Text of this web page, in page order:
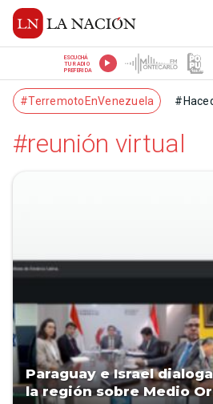
ESCUCHÁ
TU RADIO
PREFERIDA
#TerremotoEnVenezuela
#reunión virtual
Paraguay e Israel
la región sobre Medio